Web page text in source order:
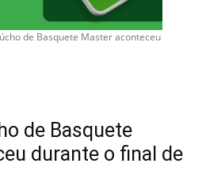
de Basquete Master aconteceu
de Basquete
durante o final de